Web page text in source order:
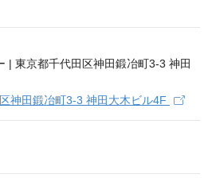
神田鍛冶町3-3 神田大木ビル4F